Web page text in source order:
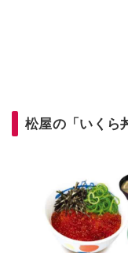
松屋の「いくら